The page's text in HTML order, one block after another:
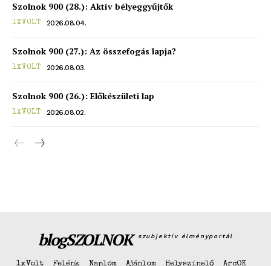
ELŐFIZETÉS
Hasznos
bSZ fiók
Szolnok 900 (28.): Aktív bélyeggyűjtők
1XVOLT 2026.08.04.
Szolnok 900 (27.): Az összefogás lapja?
1XVOLT 2026.08.03.
Szolnok 900 (26.): Előkészületi lap
1XVOLT 2026.08.02.
blogSZOLNOK szubjektív élményportál
1xVolt Felénk Naplóm Ajánlom Helyszínelő
ArcOK